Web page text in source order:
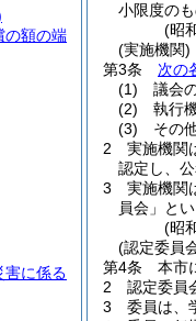
小限度の
(昭
(実施機関)
第3条
次の
(1)
議会
(2)
執行
(3)
その
2
実施機関
認定し、
3
実施機関
員会」と
(昭
(認定委員
第4条
本市
2
認定委員
3
委員は、
の額の端
害に係る